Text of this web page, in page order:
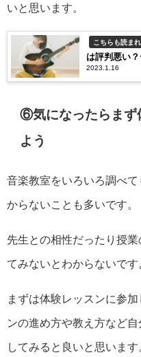
いと思います。
こちらも読ま
は評判悪い
2023.1.16
⑥気になったらまず
よう
音楽教室をいろいろ調べ
からないことも多いです。
先生との相性だったり授業
てみないとわからないです
まずは体験レッスンに参
ンの進め方や教え方など
してみると良いと思います